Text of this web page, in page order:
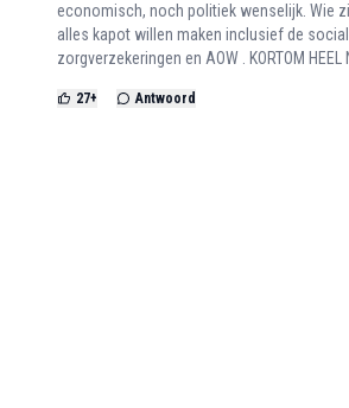
economisch, noch politiek wenselijk. Wie
alles kapot willen maken inclusief de
zorgverzekeringen en AOW . KORTOM HEEL
27+ Antwoord